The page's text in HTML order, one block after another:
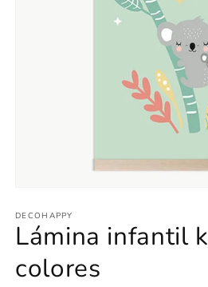
multimedia
1
en
ventana
modal
DECOHAPPY
Lámina infantil
colores